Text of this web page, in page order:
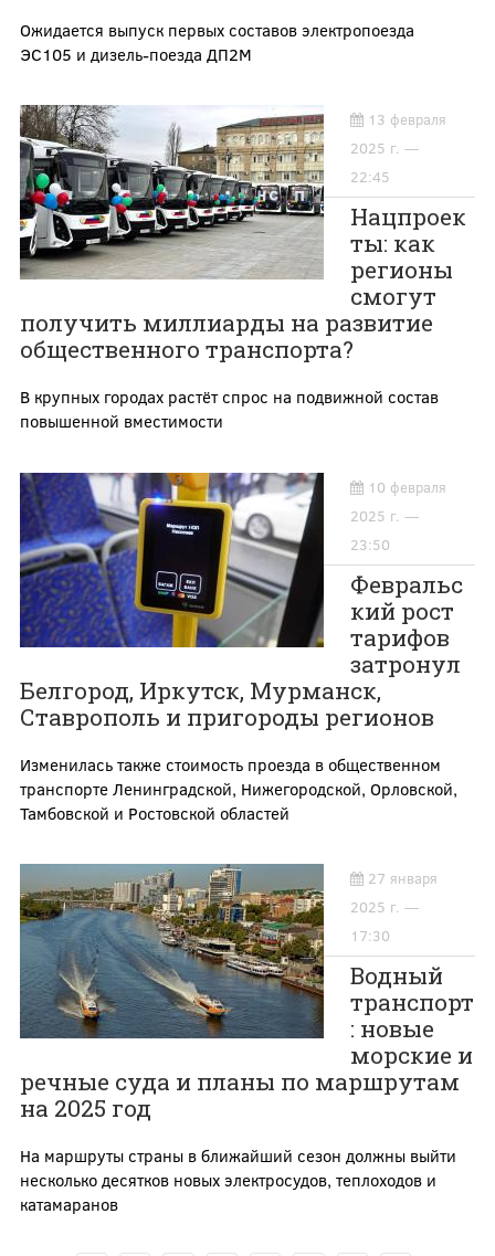
Ожидается выпуск первых составов электропоезда
ЭС105 и дизель-поезда ДП2М
13 февраля
2025 г. —
22:45
Нацпроек
ты: как
регионы
смогут
получить миллиарды на развитие
общественного транспорта?
В крупных городах растёт спрос на подвижной состав
повышенной вместимости
10 февраля
2025 г. —
23:50
Февральс
кий рост
тарифов
затронул
Белгород, Иркутск, Мурманск,
Ставрополь и пригороды регионов
Изменилась также стоимость проезда в общественном
транспорте Ленинградской, Нижегородской, Орловской,
Тамбовской и Ростовской областей
27 января
2025 г. —
17:30
Водный
транспорт
: новые
морские и
речные суда и планы по маршрутам
на 2025 год
На маршруты страны в ближайший сезон должны выйти
несколько десятков новых электросудов, теплоходов и
катамаранов